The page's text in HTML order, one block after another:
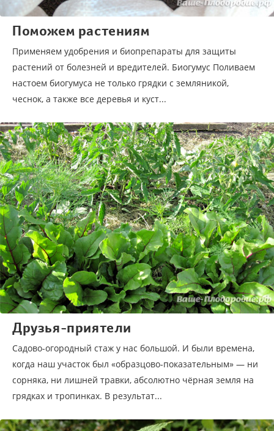
Поможем растениям
Применяем удобрения и биопрепараты для защиты
растений от болезней и вредителей. Биогумус Поливаем
настоем биогумуса не только грядки с земляникой,
чеснок, а также все деревья и куст...
Друзья-приятели
Садово-огородный стаж у нас большой. И были времена,
когда наш участок был «образцово-показательным» — ни
сорняка, ни лишней травки, абсолютно чёрная земля на
грядках и тропинках. В результат...